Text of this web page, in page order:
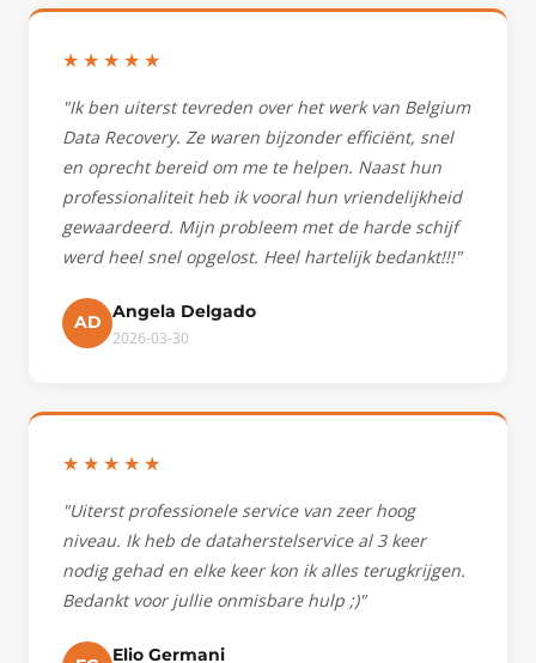
★★★★★
"Ik ben uiterst tevreden over het werk van Belgium
Data Recovery. Ze waren bijzonder efficiënt, snel
en oprecht bereid om me te helpen. Naast hun
professionaliteit heb ik vooral hun vriendelijkheid
gewaardeerd. Mijn probleem met de harde schijf
werd heel snel opgelost. Heel hartelijk bedankt!!!"
AD Angela Delgado
2026-03-30
★★★★★
"Uiterst professionele service van zeer hoog
niveau. Ik heb de dataherstelservice al 3 keer
nodig gehad en elke keer kon ik alles terugkrijgen.
Bedankt voor jullie onmisbare hulp ;)"
Elio Germani